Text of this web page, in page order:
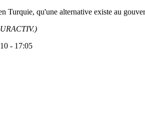
Turquie, qu'une alternative existe au
- 17:05